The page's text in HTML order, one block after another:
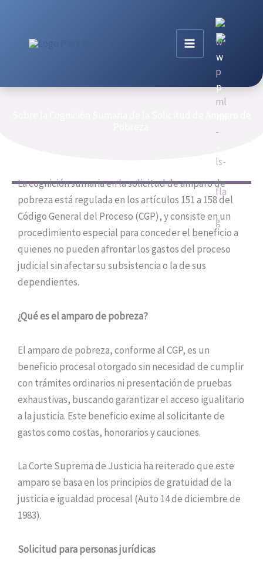
contenido
La cognición sumaria en la solicitud de amparo de
pobreza está regulada en los artículos 151 a 158 del
Código General del Proceso (CGP), y consiste en un
procedimiento especial para conceder el beneficio a
quienes no pueden afrontar los gastos del proceso
judicial sin afectar su subsistencia o la de sus
dependientes.
¿Qué es el amparo de pobreza?
El amparo de pobreza, conforme al CGP, es un
beneficio procesal otorgado sin necesidad de cumplir
con trámites ordinarios ni presentación de pruebas
exhaustivas, buscando garantizar el acceso igualitario
a la justicia. Este beneficio exime al solicitante de
gastos como costas, honorarios y cauciones.
La Corte Suprema de Justicia ha reiterado que este
amparo se basa en los principios de gratuidad de la
justicia e igualdad procesal (Auto 14 de diciembre de
1983).
Solicitud para personas jurídicas